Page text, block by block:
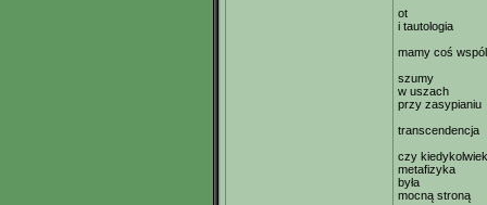
ot
i tautologia
mamy coś
szumy
w uszach
przy zasypianiu
transcendencja
czy kiedykolwiek
metafizyka
była
mocną stroną